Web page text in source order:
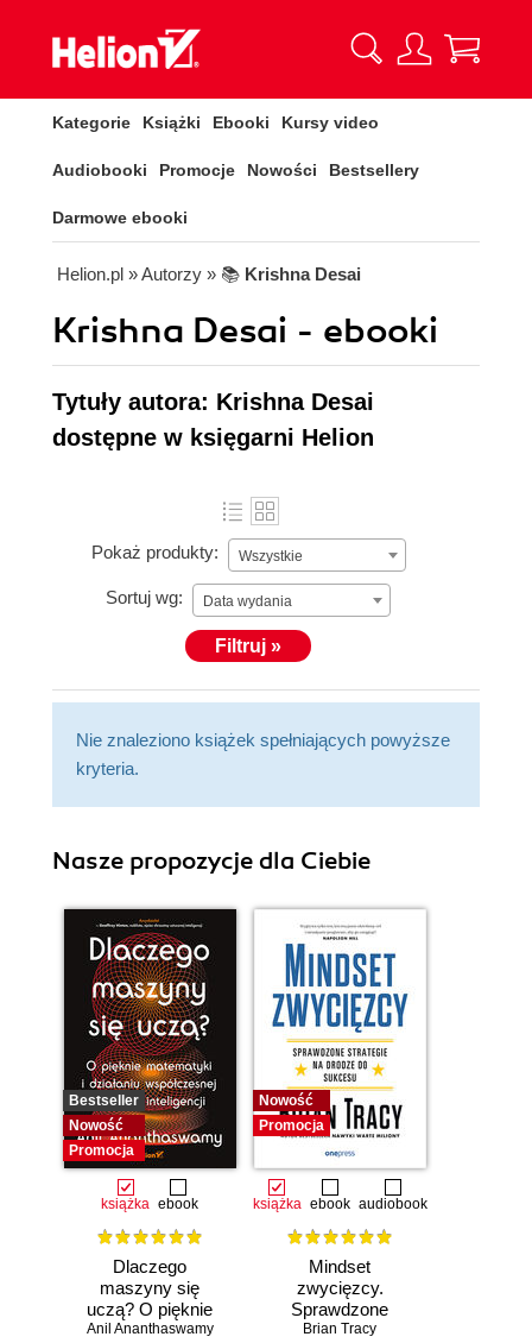
Kategorie Książki Ebooki Kursy video
Audiobooki Promocje Nowości Bestsellery
Darmowe ebooki
Helion.pl » Autorzy » 📚 Krishna Desai
Krishna Desai - ebooki
Tytuły autora: Krishna Desai
dostępne w księgarni Helion
Pokaż produkty: Wszystkie
Sortuj wg: Data wydania
Filtruj »
Nie znaleziono książek spełniających powyższe
kryteria.
Nasze propozycje dla Ciebie
Bestseller
Nowość
Promocja
książka ebook
Dlaczego
maszyny się
uczą? O pięknie
matematyki i
Anil Ananthaswamy
Nowość
Promocja
książka ebook audiobook
Mindset
zwycięzcy.
Sprawdzone
strategie na drodze
Brian Tracy